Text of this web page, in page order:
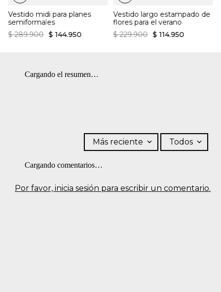
Textura ligera
separadamente. BLANQUEADO: No usar blanqueador.
PLANCHADO: Planchar a una temperatura máxima de la base
de 150 ºC. OTROS: No remojar.
Vestido midi para planes
semiformales
$ 289.900 $ 144.950
Vestido largo estampado de
flores para el verano
$ 229.900 $ 114.950
Cargando el resumen…
Por favor, inicia sesión para escribir un comentario.
Más reciente Todos
Cargando comentarios…